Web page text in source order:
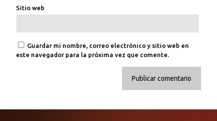
Sitio web
Guardar mi nombre, correo electrónico y sitio web en
este navegador para la próxima vez que comente.